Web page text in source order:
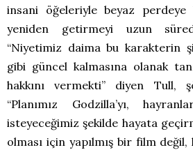
insani öğeleriyle beyaz
yeniden getirmeyi uzun
“Niyetimiz daima bu karakterin
gibi güncel kalmasına olanak
hakkını vermekti” diyen Tull,
“Planımız Godzilla’yı,
isteyeceğimiz şekilde hayata
olması için yapılmış bir film